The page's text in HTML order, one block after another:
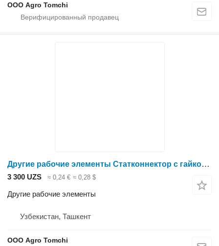
ООО Agro Tomchi
Другие рабочие элементы Статконнектор с гайкой LFT для опрыскивателя
3 300 UZS ≈ 0,24 € ≈ 0,28 $
Другие рабочие элементы
Узбекистан, Ташкент
ООО Agro Tomchi